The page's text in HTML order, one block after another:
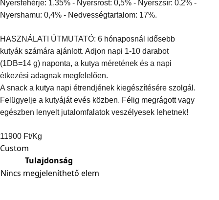
Nyersfehérje: 1,35% - Nyersrost: 0,5% - Nyerszsír: 0,2% -
Nyershamu: 0,4% - Nedvességtartalom: 17%.
HASZNÁLATI ÚTMUTATÓ: 6 hónaposnál idősebb
kutyák számára ajánlott. Adjon napi 1-10 darabot
(1DB=14 g) naponta, a kutya méretének és a napi
étkezési adagnak megfelelően.
A snack a kutya napi étrendjének kiegészítésére szolgál.
Felügyelje a kutyáját evés közben. Félig megrágott vagy
egészben lenyelt jutalomfalatok veszélyesek lehetnek!
11900 Ft/Kg
Custom
Tulajdonság
Nincs megjeleníthető elem